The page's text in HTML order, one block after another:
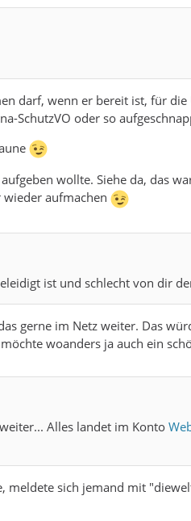
darf, wenn er bereit ist, für
SchutzVO oder so
wollte. Siehe da, das
aufmachen
ist und schlecht von dir
gerne im Netz weiter. Das
woanders ja auch ein
Alles landet im Konto
meldete sich jemand mit